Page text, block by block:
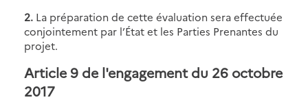
2. La préparation de cette évaluation sera effectuée
conjointement par l’État et les Parties Prenantes du
projet.
Article 9 de l'engagement du 26 octobre
2017